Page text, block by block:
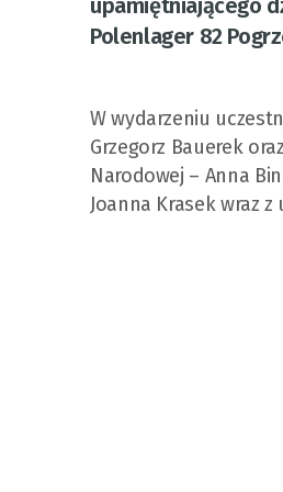
upamiętniającego
Polenlager 82
W wydarzeniu
Grzegorz Bauerek
Narodowej – Anna
Joanna Krasek wraz